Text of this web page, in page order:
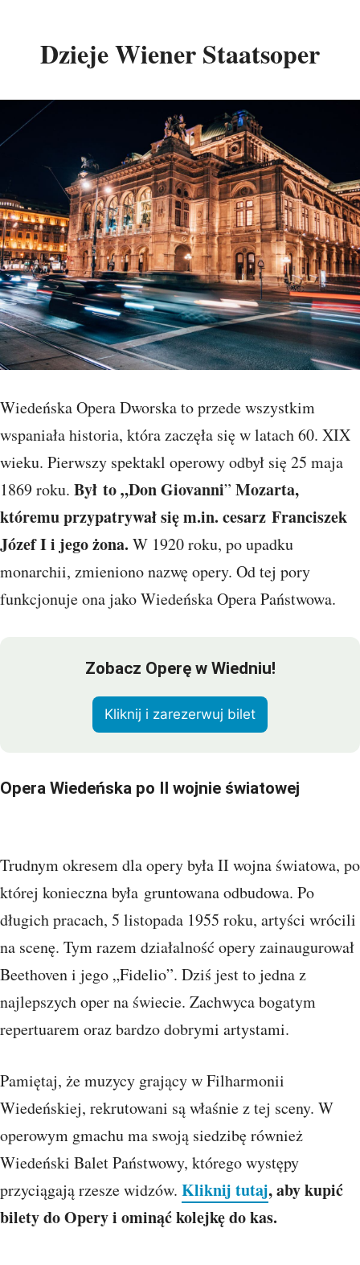
Dzieje Wiener Staatsoper
Wiedeńska Opera Dworska to przede wszystkim
wspaniała historia, która zaczęła się w latach 60. XIX
wieku. Pierwszy spektakl operowy odbył się 25 maja
1869 roku. Był to „Don Giovanni” Mozarta,
któremu przypatrywał się m.in. cesarz Franciszek
Józef I i jego żona. W 1920 roku, po upadku
monarchii, zmieniono nazwę opery. Od tej pory
funkcjonuje ona jako Wiedeńska Opera Państwowa.
Zobacz Operę w Wiedniu!
Kliknij i zarezerwuj bilet
Opera Wiedeńska po II wojnie światowej
Trudnym okresem dla opery była II wojna światowa, po
której konieczna była gruntowana odbudowa. Po
długich pracach, 5 listopada 1955 roku, artyści wrócili
na scenę. Tym razem działalność opery zainaugurował
Beethoven i jego „Fidelio”. Dziś jest to jedna z
najlepszych oper na świecie. Zachwyca bogatym
repertuarem oraz bardzo dobrymi artystami.
Pamiętaj, że muzycy grający w Filharmonii
Wiedeńskiej, rekrutowani są właśnie z tej sceny. W
operowym gmachu ma swoją siedzibę również
Wiedeński Balet Państwowy, którego występy
przyciągają rzesze widzów. Kliknij tutaj, aby kupić
bilety do Opery i ominąć kolejkę do kas.